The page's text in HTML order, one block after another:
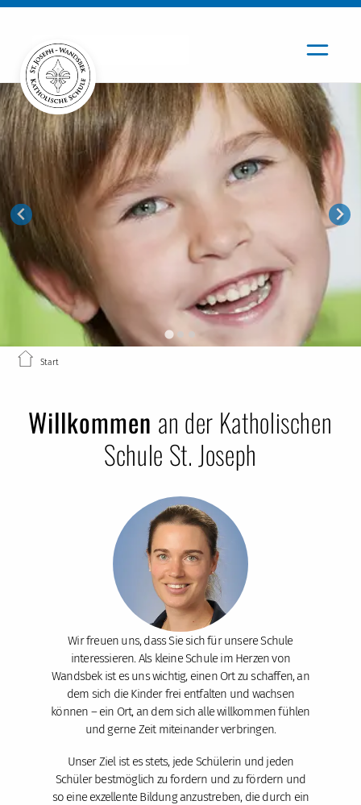
Start
Willkommen an der Katholischen
Schule St. Joseph
Wir freuen uns, dass Sie sich für unsere Schule
interessieren. Als kleine Schule im Herzen von
Wandsbek ist es uns wichtig, einen Ort zu schaffen, an
dem sich die Kinder frei entfalten und wachsen
können – ein Ort, an dem sich alle willkommen fühlen
und gerne Zeit miteinander verbringen.
Unser Ziel ist es stets, jede Schülerin und jeden
Schüler bestmöglich zu fordern und zu fördern und
so eine exzellente Bildung anzustreben, die durch ein